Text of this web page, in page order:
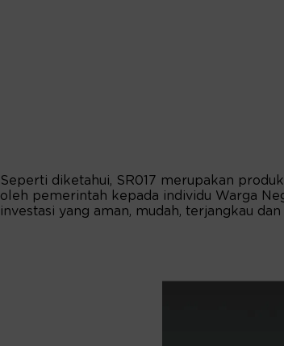
Seperti diketahui, SR017 merupakan
oleh pemerintah kepada individu Warga
investasi yang aman, mudah, terjangkau